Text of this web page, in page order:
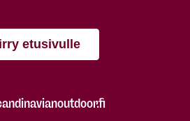
etusivulle